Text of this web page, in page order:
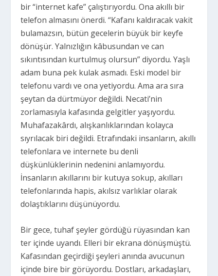
bir “internet kafe” çalıştırıyordu. Ona akıllı bir
telefon almasını önerdi. “Kafanı kaldıracak vakit
bulamazsın, bütün gecelerin büyük bir keyfe
dönüşür. Yalnızlığın kâbusundan ve can
sıkıntısından kurtulmuş olursun” diyordu. Yaşlı
adam buna pek kulak asmadı. Eski model bir
telefonu vardı ve ona yetiyordu. Ama ara sıra
şeytan da dürtmüyor değildi. Necati’nin
zorlamasıyla kafasında gelgitler yaşıyordu.
Muhafazakârdı, alışkanlıklarından kolayca
sıyrılacak biri değildi. Etrafındaki insanların, akıllı
telefonlara ve internete bu denli
düşkünlüklerinin nedenini anlamıyordu.
İnsanların akıllarını bir kutuya sokup, akılları
telefonlarında hapis, akılsız varlıklar olarak
dolaştıklarını düşünüyordu.
Bir gece, tuhaf şeyler gördüğü rüyasından kan
ter içinde uyandı. Elleri bir ekrana dönüşmüştü.
Kafasından geçirdiği şeyleri anında avucunun
içinde bire bir görüyordu. Dostları, arkadaşları,